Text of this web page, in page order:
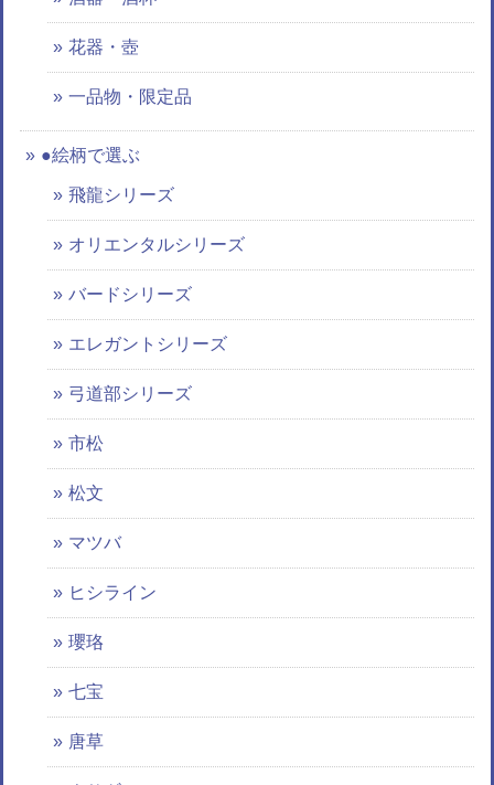
花器・壺
一品物・限定品
●絵柄で選ぶ
飛龍シリーズ
オリエンタルシリーズ
バードシリーズ
エレガントシリーズ
弓道部シリーズ
市松
松文
マツバ
ヒシライン
瓔珞
七宝
唐草